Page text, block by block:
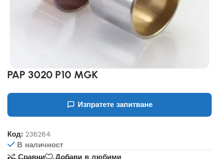
PAP 3020 P10 MGK
Изпратете запитване
Код:236264
В наличност
Сравни
Добави в любими